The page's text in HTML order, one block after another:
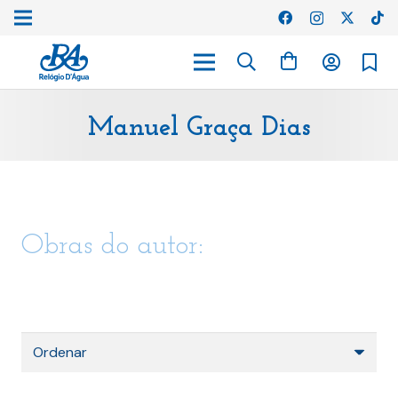
Manuel Graça Dias
Obras do autor: